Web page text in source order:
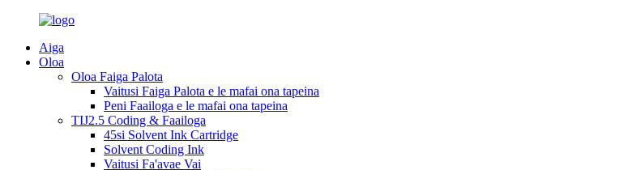
Aiga
Oloa
Oloa Faiga Palota
Vaitusi Faiga Palota e le mafai ona tapeina
Peni Faailoga e le mafai ona tapeina
TIJ2.5 Coding & Faailoga
45si Solvent Ink Cartridge
Solvent Coding Ink
Vaitusi Fa'avae Vai